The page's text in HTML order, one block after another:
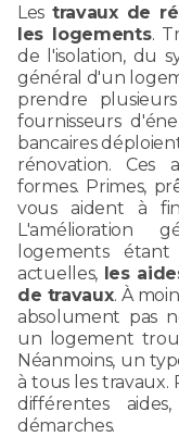
Les travaux de
les logements.
de l'isolation, du
général d'un
prendre
fournisseurs
bancaires
rénovation. Ces
formes. Primes,
vous aident à
L'amélioration
logements
actuelles, les
de travaux. À
absolument pas
un logement
Néanmoins, un
à tous les
différentes
démarches.